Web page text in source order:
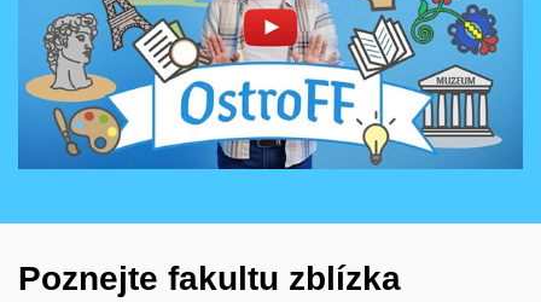
Povolit cookies a přehrát
Otevřít na youtube.com
Poznejte fakultu zblízka